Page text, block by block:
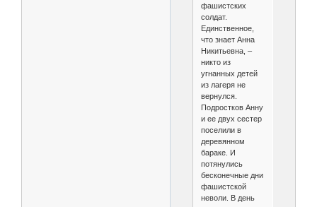
фашистских
солдат.
Единственное,
что знает Анна
Никитьевна, –
никто из
угнанных детей
из лагеря не
вернулся.
Подростков Анну
и ее двух сестер
поселили в
деревянном
бараке. И
потянулись
бесконечные дни
фашистской
неволи. В день